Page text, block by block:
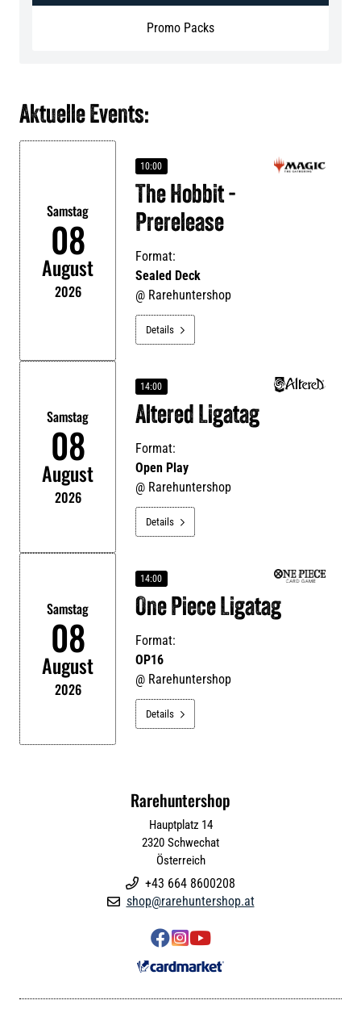
Promo Packs
Aktuelle Events:
Samstag
08
August
2026
10:00
The Hobbit -
Prerelease
Format:
Sealed Deck
@ Rarehuntershop
Details 
Samstag
08
August
2026
14:00
Altered Ligatag
Format:
Open Play
@ Rarehuntershop
Details 
Samstag
08
August
2026
14:00
One Piece Ligatag
Format:
OP16
@ Rarehuntershop
Details 
Rarehuntershop
Hauptplatz 14
2320 Schwechat
Österreich
 +43 664 8600208
 shop@rarehuntershop.at
